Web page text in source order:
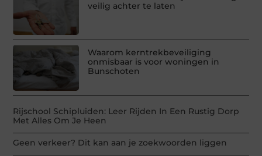
veilig achter te laten
Waarom kerntrekbeveiliging
onmisbaar is voor woningen in
Bunschoten
Rijschool Schipluiden: Leer Rijden In Een Rustig Dorp
Met Alles Om Je Heen
Geen verkeer? Dit kan aan je zoekwoorden liggen